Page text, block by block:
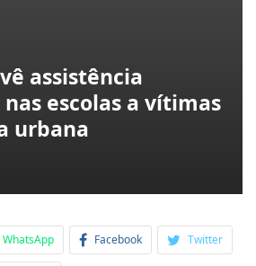
assistência
escolas a vítimas
urbana
WhatsApp Facebook Twitter